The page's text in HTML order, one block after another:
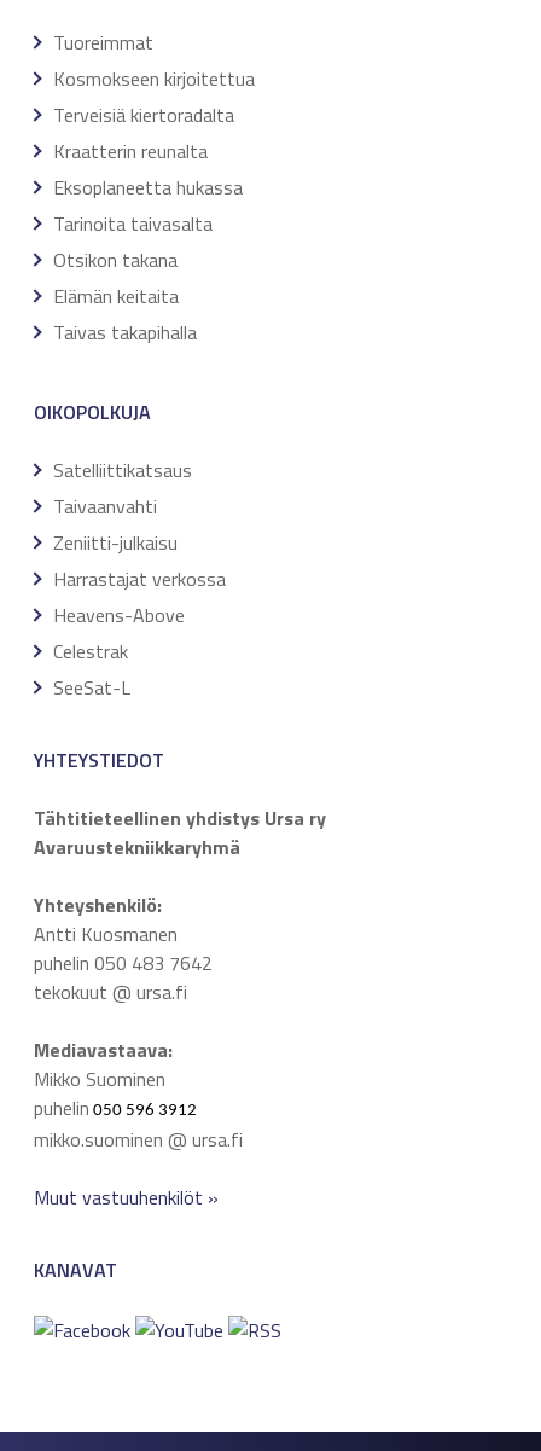
Tuoreimmat
Kosmokseen kirjoitettua
Terveisiä kiertoradalta
Kraatterin reunalta
Eksoplaneetta hukassa
Tarinoita taivasalta
Otsikon takana
Elämän keitaita
Taivas takapihalla
OIKOPOLKUJA
Satelliittikatsaus
Taivaanvahti
Zeniitti-julkaisu
Harrastajat verkossa
Heavens-Above
Celestrak
SeeSat-L
YHTEYSTIEDOT
Tähtitieteellinen yhdistys Ursa ry
Avaruustekniikkaryhmä
Yhteyshenkilö:
Antti Kuosmanen
puhelin 050 483 7642
tekokuut @ ursa.fi
Mediavastaava:
Mikko Suominen
puhelin 050 596 3912
mikko.suominen @ ursa.fi
Muut vastuuhenkilöt »
KANAVAT